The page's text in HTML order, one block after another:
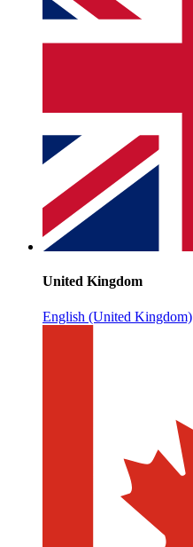
United Kingdom
English (United Kingdom)